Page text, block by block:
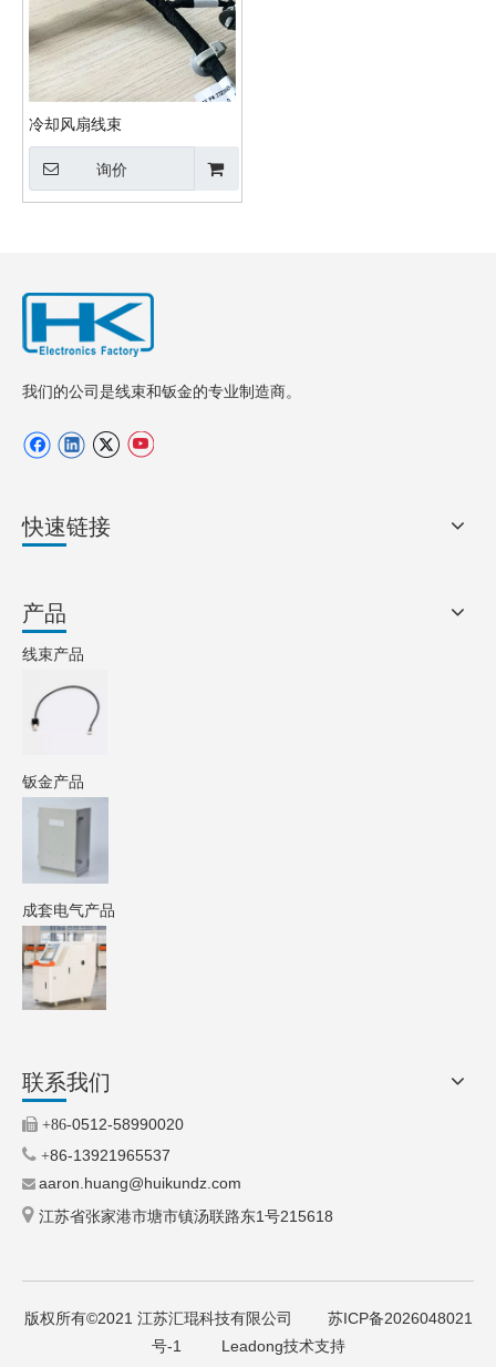
冷却风扇线束
询价
我们的公司是线束和钣金的专业制造商。
快速链接
产品
线束产品
钣金产品
成套电气产品
联系我们
 +86-0512-58990020
 +86-13921965537
 aaron.huang@huikundz.com
 江苏省张家港市塘市镇汤联路东1号215618
版权所有©2021 江苏汇琨科技有限公司 苏ICP备2026048021
号-1
Leadong技术支持